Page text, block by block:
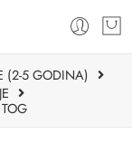
(2-5 GODINA)